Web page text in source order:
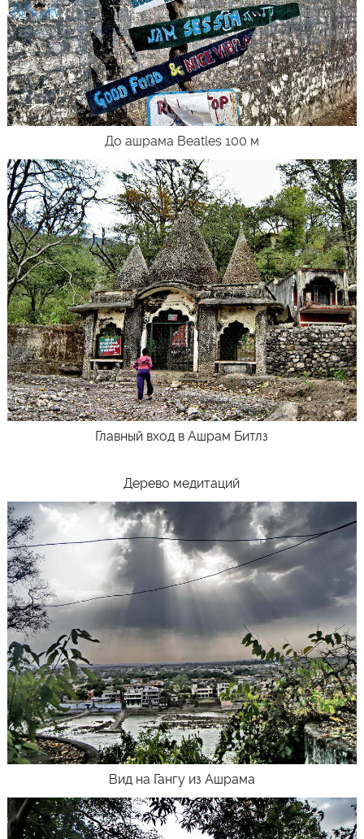
До ашрама Beatles 100 м
Главный вход в Ашрам Битлз
Дерево медитаций
Вид на Гангу из Ашрама